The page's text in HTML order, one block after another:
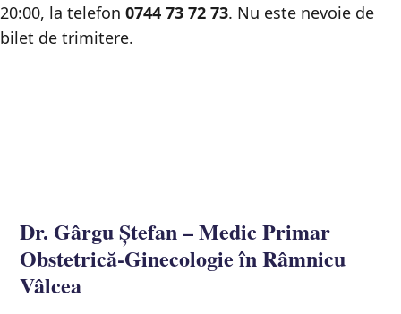
20:00, la telefon 0744 73 72 73. Nu este nevoie de
bilet de trimitere.
Dr. Gârgu Ștefan – Medic Primar
Obstetrică-Ginecologie în Râmnicu
Vâlcea